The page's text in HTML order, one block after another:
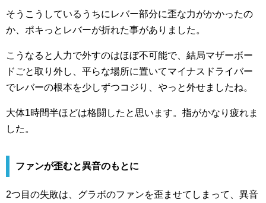
そうこうしているうちにレバー部分に歪な力がかかったの
か、ポキっとレバーが折れた事がありました。
こうなると人力で外すのはほぼ不可能で、結局マザーボー
ドごと取り外し、平らな場所に置いてマイナスドライバー
でレバーの根本を少しずつコジり、やっと外せましたね。
大体1時間半ほどは格闘したと思います。指がかなり疲れま
した。
ファンが歪むと異音のもとに
2つ目の失敗は、グラボのファンを歪ませてしまって、異音